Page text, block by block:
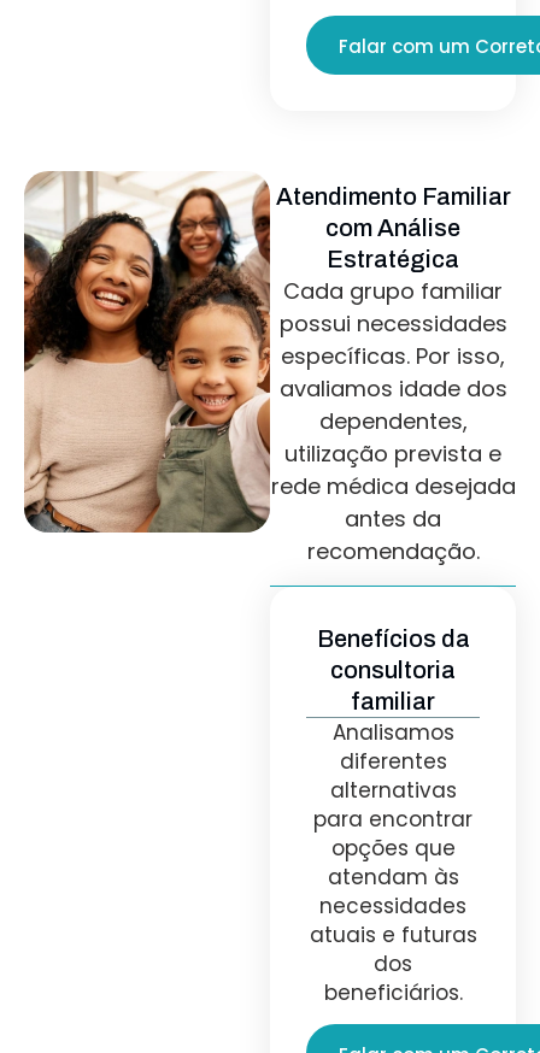
Falar com um
Atendimento Familiar
com Análise
Estratégica
Cada grupo familiar
possui necessidades
específicas. Por isso,
avaliamos idade dos
dependentes,
utilização prevista e
rede médica desejada
antes da
recomendação.
Benefícios da
consultoria
familiar
Analisamos
diferentes
alternativas
para encontrar
opções que
atendam às
necessidades
atuais e futuras
dos
beneficiários.